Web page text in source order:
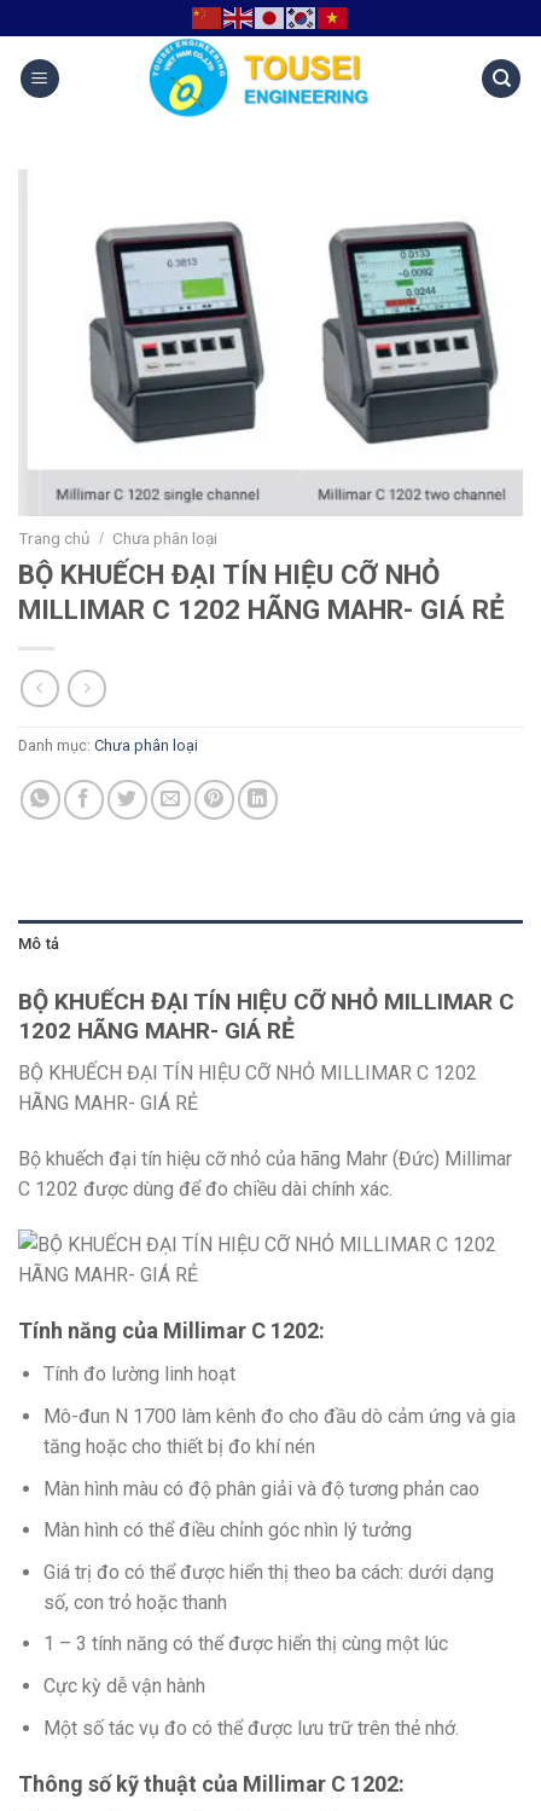
Trang chủ / Chưa phân loại
BỘ KHUẾCH ĐẠI TÍN HIỆU CỠ NHỎ
MILLIMAR C 1202 HÃNG MAHR- GIÁ RẺ
Danh mục: Chưa phân loại
Mô tả
BỘ KHUẾCH ĐẠI TÍN HIỆU CỠ NHỎ MILLIMAR C
1202 HÃNG MAHR- GIÁ RẺ
BỘ KHUẾCH ĐẠI TÍN HIỆU CỠ NHỎ MILLIMAR C 1202
HÃNG MAHR- GIÁ RẺ
Bộ khuếch đại tín hiệu cỡ nhỏ của hãng Mahr (Đức) Millimar
C 1202 được dùng để đo chiều dài chính xác.
Tính năng của Millimar C 1202:
Tính đo lường linh hoạt
Mô-đun N 1700 làm kênh đo cho đầu dò cảm ứng và gia
tăng hoặc cho thiết bị đo khí nén
Màn hình màu có độ phân giải và độ tương phản cao
Màn hình có thể điều chỉnh góc nhìn lý tưởng
Giá trị đo có thể được hiển thị theo ba cách: dưới dạng
số, con trỏ hoặc thanh
1 – 3 tính năng có thể được hiển thị cùng một lúc
Cực kỳ dễ vận hành
Một số tác vụ đo có thể được lưu trữ trên thẻ nhớ.
Thông số kỹ thuật của Millimar C 1202: